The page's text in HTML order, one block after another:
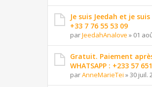
Je suis Jeedah et je
+33 7 76 55 53 09
parJeedahAnalove » 01
Gratuit. Paiement
WHATSAPP : +233 57
parAnneMarieTei »30 juil.